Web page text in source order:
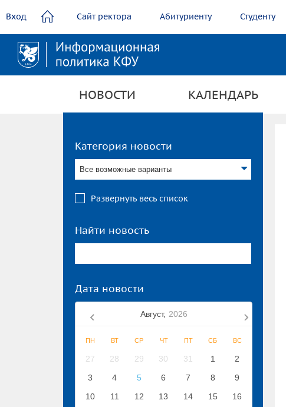
содержанию
Вход Сайт ректора Абитуриенту Студенту
НОВОСТИ КАЛЕНДАРЬ
Категория новости
Все возможные варианты
Развернуть весь список
Найти новость
Дата новости
Август, 2026
ПН ВТ СР ЧТ ПТ СБ ВС
27 28 29 30 31 1
2
3
4 5 6 7 8
9
10
11 12 13 14 15
16